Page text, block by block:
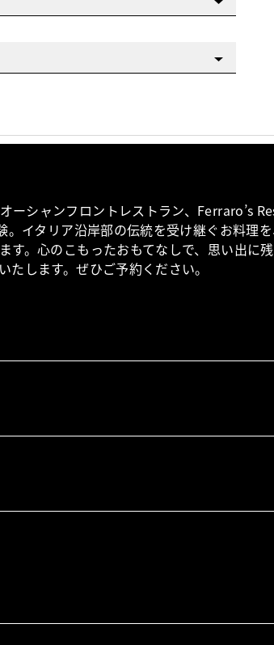
ーシャンフロントレストラン、Ferraro’s
イタリア沿岸部の伝統を受け継ぐお料理
す。心のこもったおもてなしで、思い出に
たします。ぜひご予約ください。